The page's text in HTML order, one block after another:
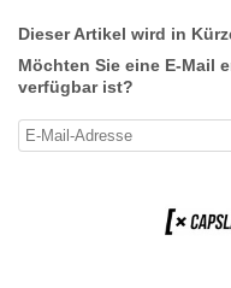
Dieser Artikel wird in
Möchten Sie eine E-Mail
verfügbar ist?